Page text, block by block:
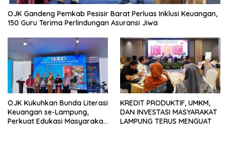
OJK Gandeng Pemkab Pesisir Barat Perluas Inklusi Keuangan,
150 Guru Terima Perlindungan Asuransi Jiwa
OJK Kukuhkan Bunda Literasi
Keuangan se-Lampung,
Perkuat Edukasi Masyarakat
KREDIT PRODUKTIF, UMKM,
DAN INVESTASI MASYARAKAT
LAMPUNG TERUS MENGUAT